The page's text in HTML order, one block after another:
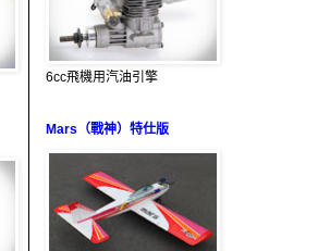
6cc飛機用汽油引擎
Mars（戰神）特仕版